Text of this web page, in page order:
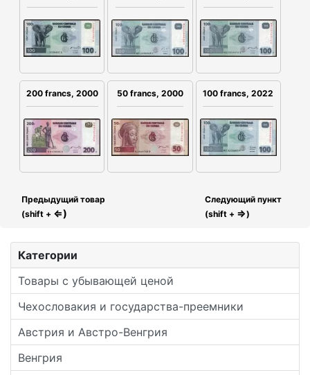
Категории
Товары с убывающей ценой
Чехословакия и государства-преемники
Австрия и Австро-Венгрия
Венгрия
200 francs, 2000 50 francs, 2000 100 francs, 2022
Предыдущий товар
(shift + ⇐)
Следующий пункт
(shift + ⇒)